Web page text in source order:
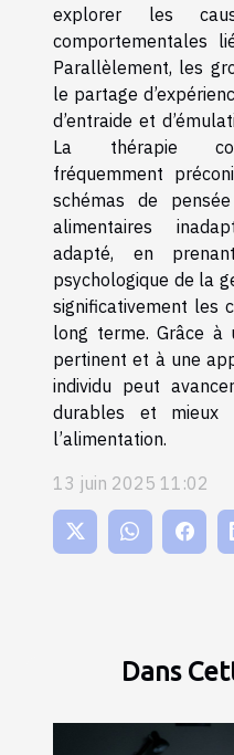
explorer les
comportementales
Parallèlement, les
le partage
d’entraide et
La thérapie
fréquemment
schémas de
alimentaires
adapté, en
psychologique de la
significativement les
long terme. Grâce à
pertinent et à une
individu peut
durables et mieux
l’alimentation.
13 juin 2025 11:02
Dans